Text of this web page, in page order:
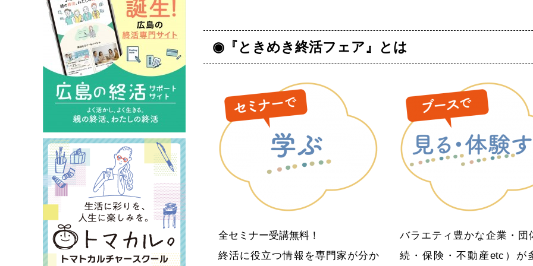
◉『ときめき終活フェア』とは
全セミナー受講無料！
終活に役立つ情報を専門家が分か
バラエティ豊かな企業・団
続・保険・不動産etc）が